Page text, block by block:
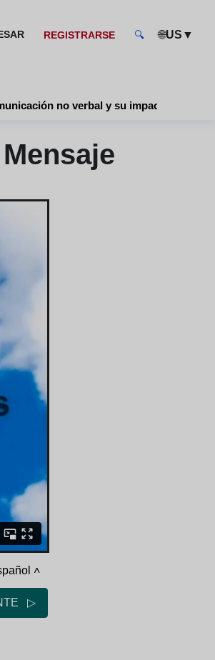
REGISTRARSE 🔍 🌐US ▼
no verbal y su impacto en el
˄
▷